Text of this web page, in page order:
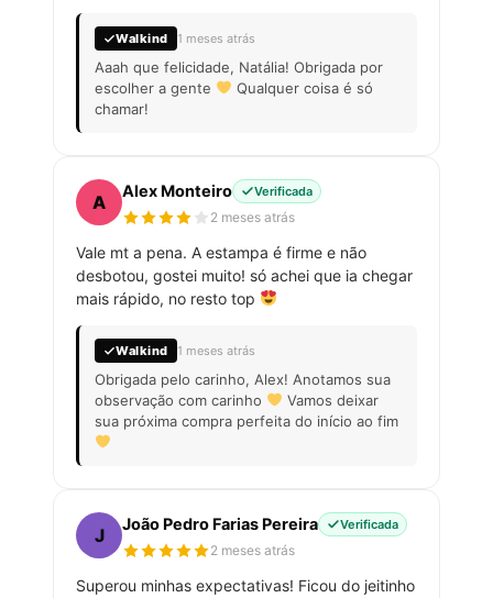
Walkind 1 meses atrás
Aaah que felicidade, Natália! Obrigada por
escolher a gente
Qualquer coisa é só
chamar!
A
Alex Monteiro Verificada
2 meses atrás
Vale mt a pena. A estampa é firme e não
desbotou, gostei muito! só achei que ia chegar
mais rápido, no resto top
Walkind 1 meses atrás
Obrigada pelo carinho, Alex! Anotamos sua
observação com carinho
Vamos deixar
sua próxima compra perfeita do início ao fim
J
João Pedro Farias Pereira Verificada
2 meses atrás
Superou minhas expectativas! Ficou do jeitinho